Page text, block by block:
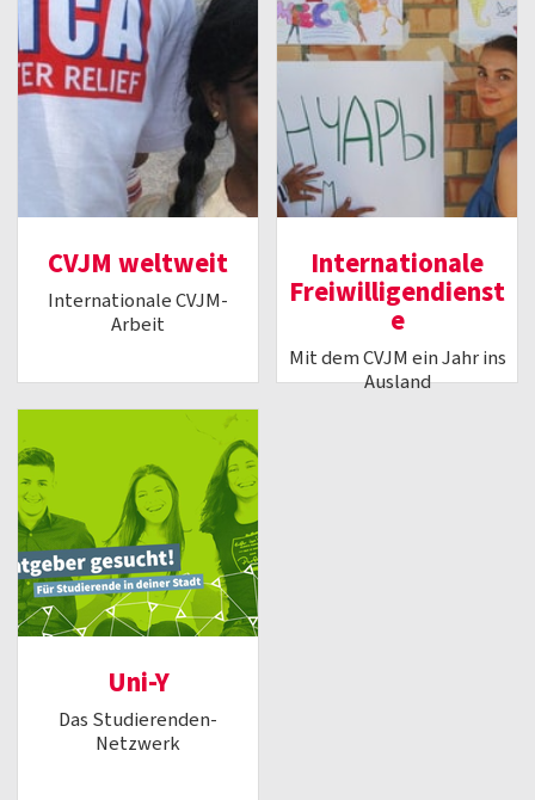
CVJM weltweit
Internationale CVJM-
Arbeit
Internationale
Freiwilligendienst
e
Mit dem CVJM ein Jahr ins
Ausland
Uni-Y
Das Studierenden-
Netzwerk